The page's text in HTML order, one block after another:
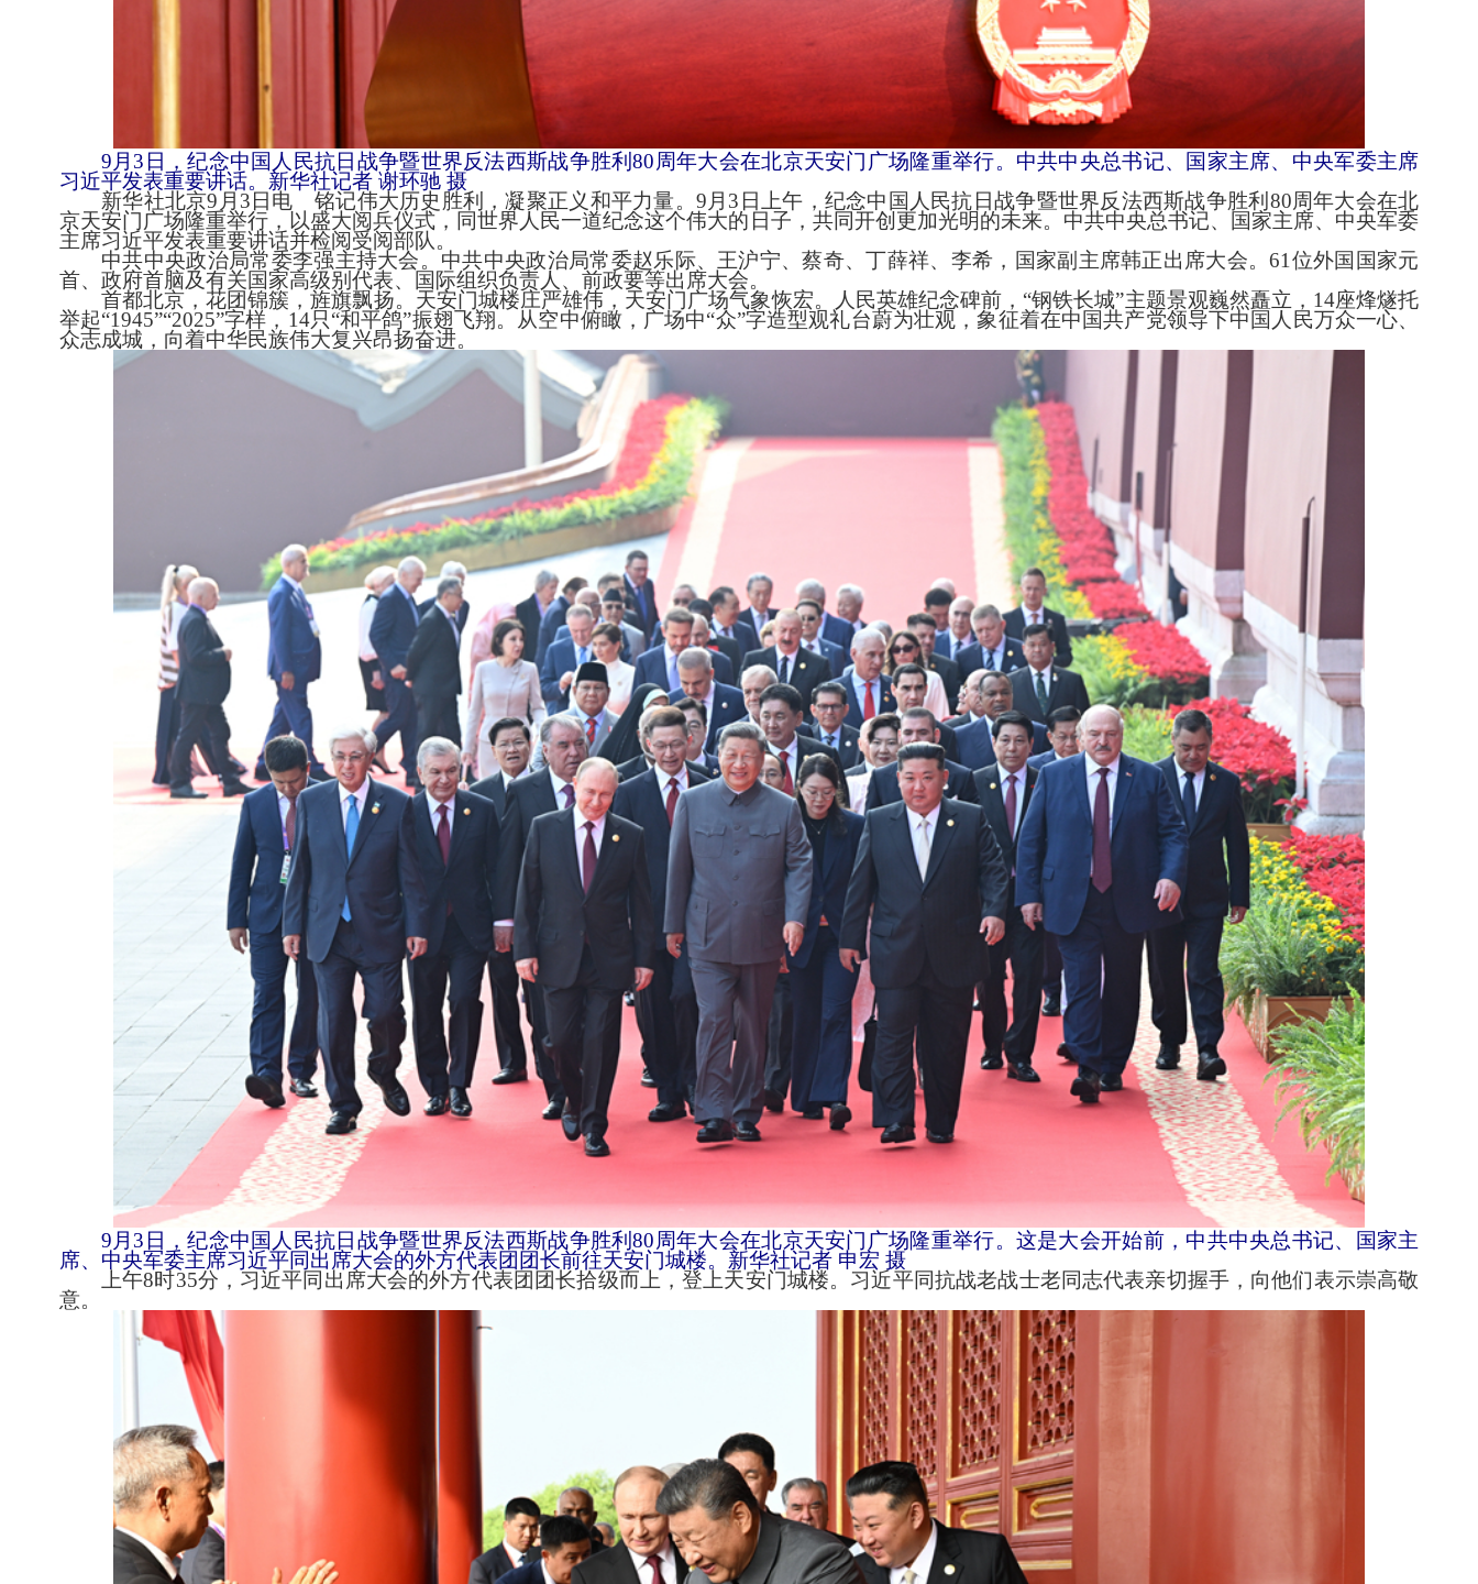
9月3日，纪念中国人民抗日战争暨世界反法西斯战争胜利80周年大会在北京天安门广场隆重举行。中共中央总书记、国家主席、中央军委主席
习近平发表重要讲话。 新华社记者 谢环驰 摄
新华社北京9月3日电 铭记伟大历史胜利，凝聚正义和平力量。9月3日上午，纪念中国人民抗日战争暨世界反法西斯战争胜利80周年大会在北
京天安门广场隆重举行，以盛大阅兵仪式，同世界人民一道纪念这个伟大的日子，共同开创更加光明的未来。中共中央总书记、国家主席、中央军委
主席习近平发表重要讲话并检阅受阅部队。
中共中央政治局常委李强主持大会。中共中央政治局常委赵乐际、王沪宁、蔡奇、丁薛祥、李希，国家副主席韩正出席大会。61位外国国家元
首、政府首脑及有关国家高级别代表、国际组织负责人、前政要等出席大会。
首都北京，花团锦簇，旌旗飘扬。天安门城楼庄严雄伟，天安门广场气象恢宏。人民英雄纪念碑前，“钢铁长城”主题景观巍然矗立，14座烽燧托
举起“1945”“2025”字样，14只“和平鸽”振翅飞翔。从空中俯瞰，广场中“众”字造型观礼台蔚为壮观，象征着在中国共产党领导下中国人民万众一心、
众志成城，向着中华民族伟大复兴昂扬奋进。
9月3日，纪念中国人民抗日战争暨世界反法西斯战争胜利80周年大会在北京天安门广场隆重举行。这是大会开始前，中共中央总书记、国家主
席、中央军委主席习近平同出席大会的外方代表团团长前往天安门城楼。 新华社记者 申宏 摄
上午8时35分，习近平同出席大会的外方代表团团长拾级而上，登上天安门城楼。习近平同抗战老战士老同志代表亲切握手，向他们表示崇高敬
意。